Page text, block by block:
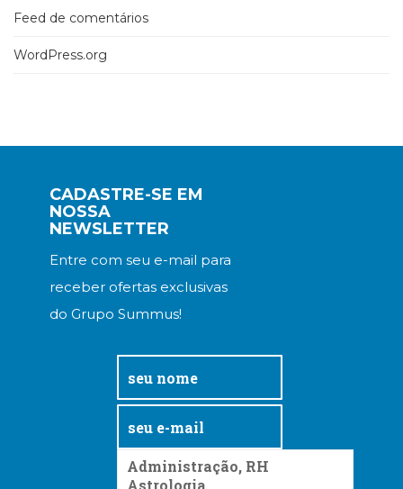
Feed de comentários
WordPress.org
CADASTRE-SE EM
NOSSA
NEWSLETTER
Entre com seu e-mail para
receber ofertas exclusivas
do Grupo Summus!